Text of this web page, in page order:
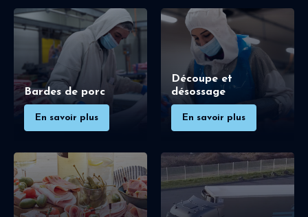
Bardes de porc
En savoir plus
Découpe et
désossage
En savoir plus